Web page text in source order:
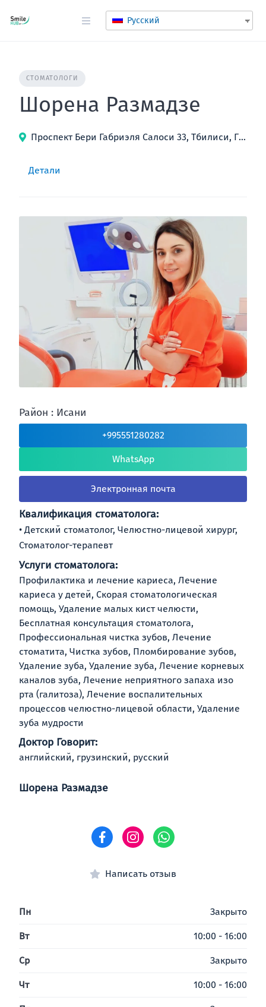
Русский
СТОМАТОЛОГИ
Шорена Размадзе
Проспект Бери Габриэля Салоси 33, Тбилиси, Грузия
Детали
Район : Исани
+995551280282
WhatsApp
Электронная почта
Квалификация стоматолога:
Детский стоматолог, Челюстно-лицевой хирург,
Стоматолог-терапевт
Услуги стоматолога:
Профилактика и лечение кариеса, Лечение
кариеса у детей, Скорая стоматологическая
помощь, Удаление малых кист челюсти,
Бесплатная консультация стоматолога,
Профессиональная чистка зубов, Лечение
стоматита, Чистка зубов, Пломбирование зубов,
Удаление зуба, Удаление зуба, Лечение корневых
каналов зуба, Лечение неприятного запаха изо
рта (галитоза), Лечение воспалительных
процессов челюстно-лицевой области, Удаление
зуба мудрости
Доктор Говорит:
английский, грузинский, русский
Шорена Размадзе
Написать отзыв
Пн Закрыто
Вт 10:00 - 16:00
Ср Закрыто
Чт 10:00 - 16:00